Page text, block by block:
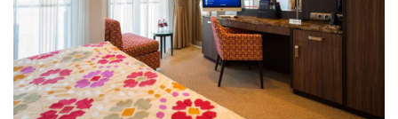
Violin Deck
Balkonkabine